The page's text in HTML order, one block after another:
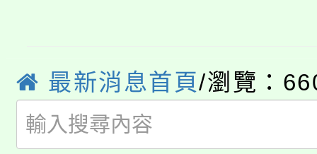
生本土語及新住民語歌
公告本校115學年度第
代理(課)教師甄選結果(
公告本校115學年度第
最新消息首頁/瀏覽：